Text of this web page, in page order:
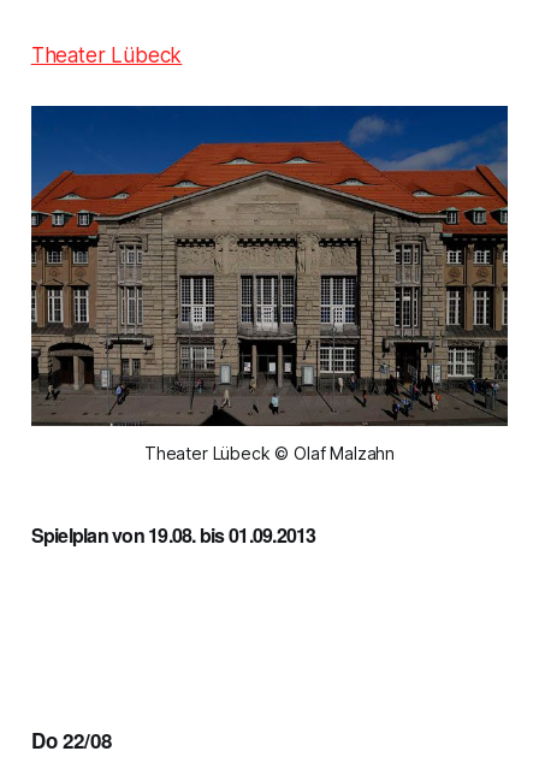
Theater Lübeck
Theater Lübeck © Olaf Malzahn
Spielplan von 19.08. bis 01.09.2013
Do 22/08